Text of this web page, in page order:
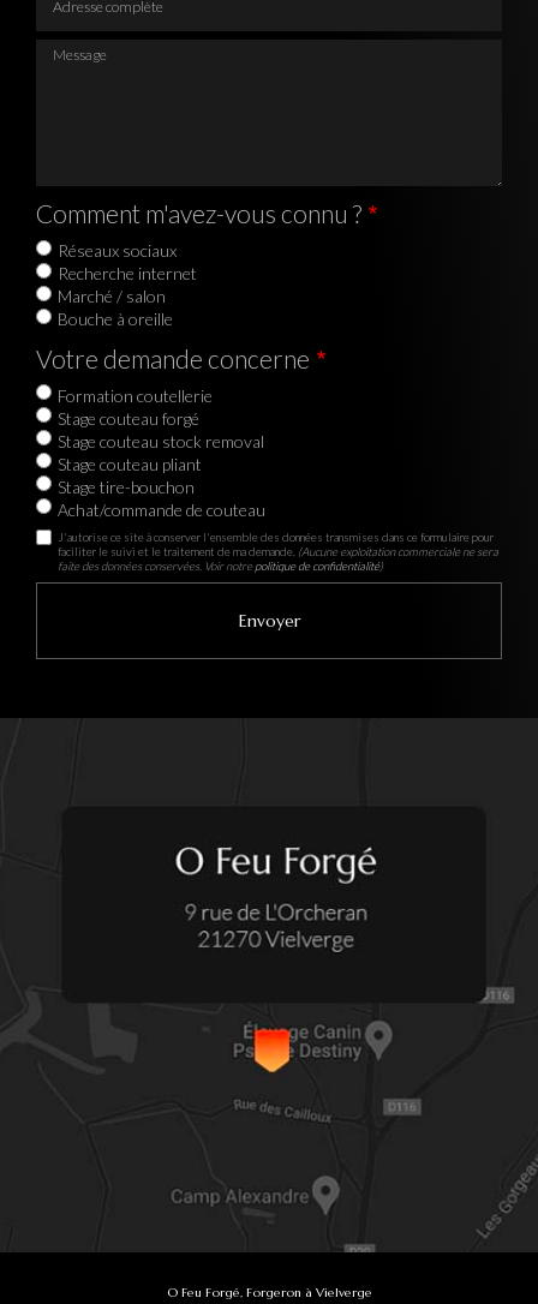
Message
Comment m'avez-vous connu ?
Réseaux sociaux
Recherche internet
Marché / salon
Bouche à oreille
Votre demande concerne
Formation coutellerie
Stage couteau forgé
Stage couteau stock removal
Stage couteau pliant
Stage tire-bouchon
Achat/commande de couteau
J'autorise ce site à conserver l'ensemble des données transmises dans ce formulaire pour
faciliter le suivi et le traitement de ma demande. (Aucune exploitation commerciale ne sera
faite des données conservées. Voir notrepolitique de confidentialité)
O Feu Forgé, Forgeron à Vielverge